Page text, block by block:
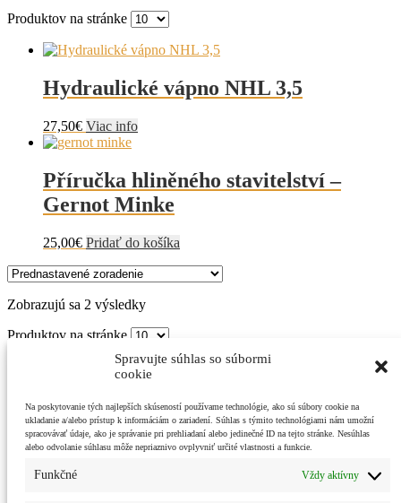
Spravujte súhlas so súbormi
cookie
Na poskytovanie tých najlepších skúseností používame technológie, ako sú súbory cookie na
ukladanie a/alebo prístup k informáciám o zariadení. Súhlas s týmito technológiami nám umožní
spracovávať údaje, ako je správanie pri prehliadaní alebo jedinečné ID na tejto stránke. Nesúhlas
alebo odvolanie súhlasu môže nepriaznivo ovplyvniť určité vlastnosti a funkcie.
Funkčné Vždy aktívny
Produktov na stránke
Hydraulické vápno NHL 3,5
27,50€ Viac info
Příručka hliněného stavitelství –
Gernot Minke
25,00€ Pridať do košíka
Zobrazujú sa 2 výsledky
Produktov na stránke
Hlinené omietky
Íly
Doplnky k hlineným omietkam
Pigmenty
Stavebné náradie